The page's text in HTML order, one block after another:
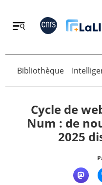
Retour
Retour
Bibliothèque
Cycle de
Num : de
2025